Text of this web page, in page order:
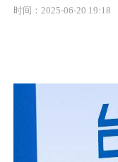
时间：2025-06-20 19:18